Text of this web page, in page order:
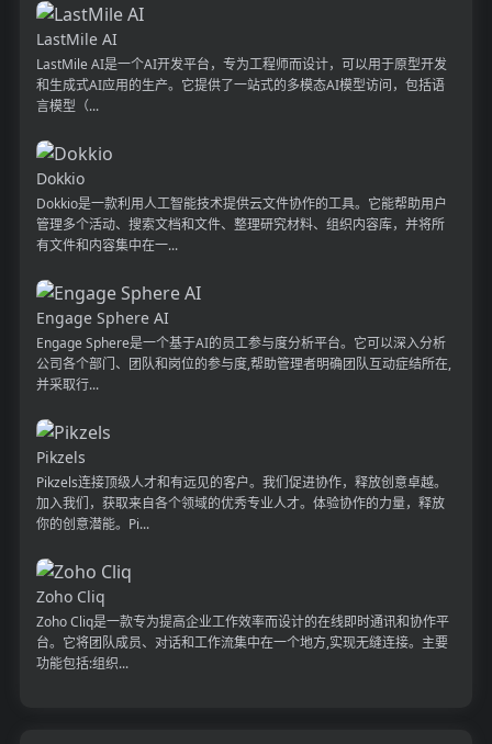
LastMile AI
LastMile AI是一个AI开发平台，专为工程师而设计，可以用于原型开发
和生成式AI应用的生产。它提供了一站式的多模态AI模型访问，包括语
言模型（...
Dokkio
Dokkio是一款利用人工智能技术提供云文件协作的工具。它能帮助用户
管理多个活动、搜索文档和文件、整理研究材料、组织内容库，并将所
有文件和内容集中在一...
Engage Sphere AI
Engage Sphere是一个基于AI的员工参与度分析平台。它可以深入分析
公司各个部门、团队和岗位的参与度,帮助管理者明确团队互动症结所在,
并采取行...
Pikzels
Pikzels连接顶级人才和有远见的客户。我们促进协作，释放创意卓越。
加入我们，获取来自各个领域的优秀专业人才。体验协作的力量，释放
你的创意潜能。Pi...
Zoho Cliq
Zoho Cliq是一款专为提高企业工作效率而设计的在线即时通讯和协作平
台。它将团队成员、对话和工作流集中在一个地方,实现无缝连接。主要
功能包括:组织...